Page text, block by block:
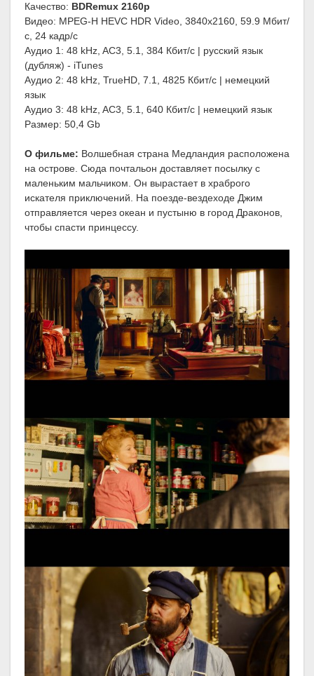
Качество: BDRemux 2160p
Видео: MPEG-H HEVC HDR Video, 3840x2160, 59.9 Мбит/
с, 24 кадр/с
Аудио 1: 48 kHz, AC3, 5.1, 384 Кбит/с | русский язык
(дубляж) - iTunes
Аудио 2: 48 kHz, TrueHD, 7.1, 4825 Кбит/с | немецкий
язык
Аудио 3: 48 kHz, AC3, 5.1, 640 Кбит/с | немецкий язык
Размер: 50,4 Gb
О фильме: Волшебная страна Медландия расположена
на острове. Сюда почтальон доставляет посылку c
маленьким мальчиком. Он вырастает в храброго
искателя приключений. На поезде-вездеходе Джим
отправляется через океан и пустыню в город Драконов,
чтобы спасти принцессу.